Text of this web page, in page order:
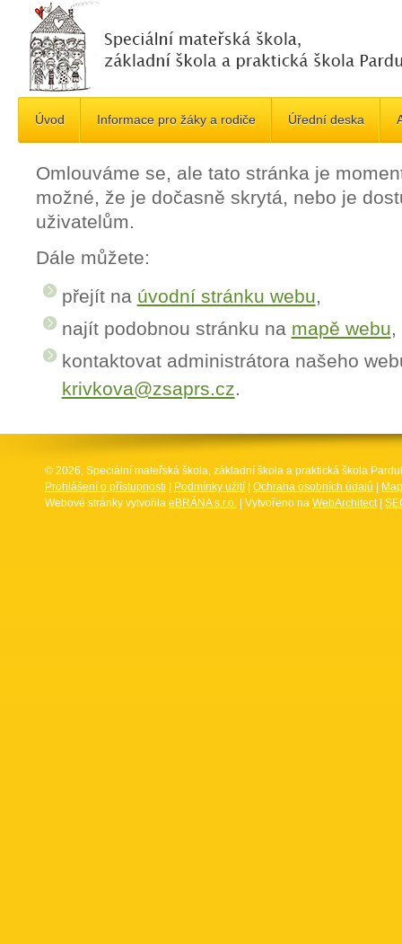
Úvod Informace pro žáky a rodiče Úřední deska
Omlouváme se, ale tato stránka je
možné, že je dočasně skrytá, nebo je
uživatelům.
Dále můžete:
přejít na úvodní stránku webu,
najít podobnou stránku na mapě webu,
kontaktovat administrátora našeho
krivkova@zsaprs.cz.
© 2026, Speciální mateřská škola, základní škola a praktická škola
Prohlášení o přístupnosti
Podmínky užití Ochrana osobních údajů
Webové stránky vytvořila eBRÁNA s.r.o. | Vytvořeno na WebArchitect|